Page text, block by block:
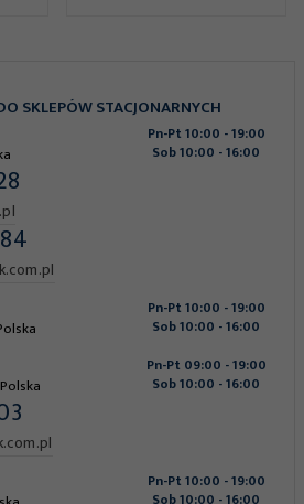
SKLEPÓW STACJONARNYCH
Pn-Pt 10:00 - 19:00
Sob 10:00 - 16:00
Polska
Pn-Pt 09:00 - 19:00
Sob 10:00 - 16:00
Pn-Pt 10:00 - 19:00
Sob 10:00 - 16:00
Pn-Pt 10:00 - 19:00
Sob 10:00 - 16:00